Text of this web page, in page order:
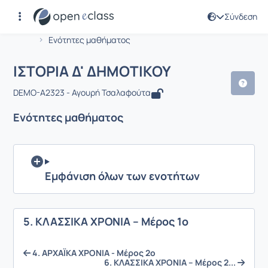
Σύνδεση
Αρχική Σελίδα
Ενότητες μαθήματος
Μάθημα : ΙΣΤΟΡΙΑ Δ' ΔΗΜΟΤΙΚΟΥ
ΙΣΤΟΡΙΑ Δ' ΔΗΜΟΤΙΚΟΥ
DEMO-A2323 - Αγουρή Τσαλαφούτα
Ενότητες μαθήματος
Εμφάνιση όλων των ενοτήτων
5. ΚΛΑΣΣΙΚΑ ΧΡΟΝΙΑ – Μέρος 1ο
4. ΑΡΧΑΪΚΑ ΧΡΟΝΙΑ - Μέρος 2ο
6. ΚΛΑΣΣΙΚΑ ΧΡΟΝΙΑ – Μέρος 2...